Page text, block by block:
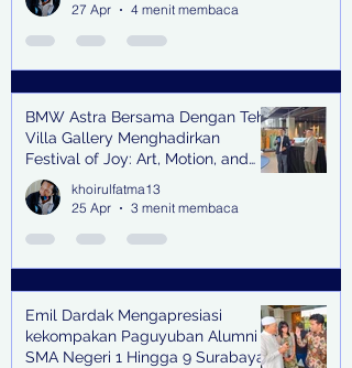
27 Apr
4 menit membaca
BMW Astra Bersama Dengan Teh
Villa Gallery Menghadirkan
Festival of Joy: Art, Motion, and
Scent
khoirulfatma13
25 Apr
3 menit membaca
Emil Dardak Mengapresiasi
kekompakan Paguyuban Alumni
SMA Negeri 1 Hingga 9 Surabaya